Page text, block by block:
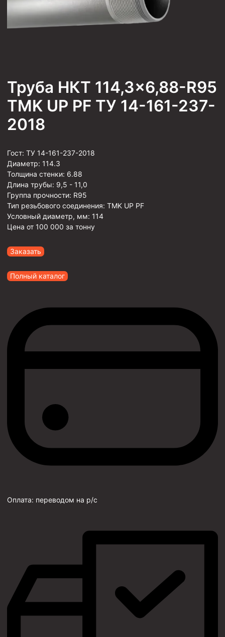
Труба НКТ 114,3×6,88-R95
TMK UP PF ТУ 14-161-237-
2018
Гост: ТУ 14-161-237-2018
Диаметр: 114.3
Толщина стенки: 6.88
Длина трубы: 9,5 - 11,0
Группа прочности: R95
Тип резьбового соединения: TMK UP PF
Условный диаметр, мм: 114
Цена от 100 000 за тонну
Заказать
Полный каталог
Оплата: переводом на р/с